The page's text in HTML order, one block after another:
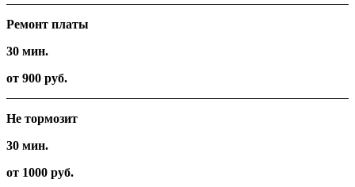
Ремонт платы
30 мин.
от 900 руб.
Не тормозит
30 мин.
от 1000 руб.